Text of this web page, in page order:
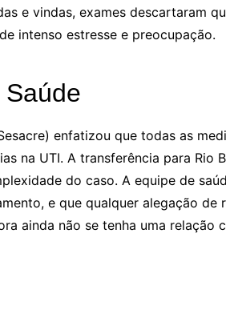
e vindas, exames descartaram
intenso estresse e preocupação.
enfatizou que todas as
na UTI. A transferência para Rio
do caso. A equipe de
e que qualquer alegação de
ainda não se tenha uma relação